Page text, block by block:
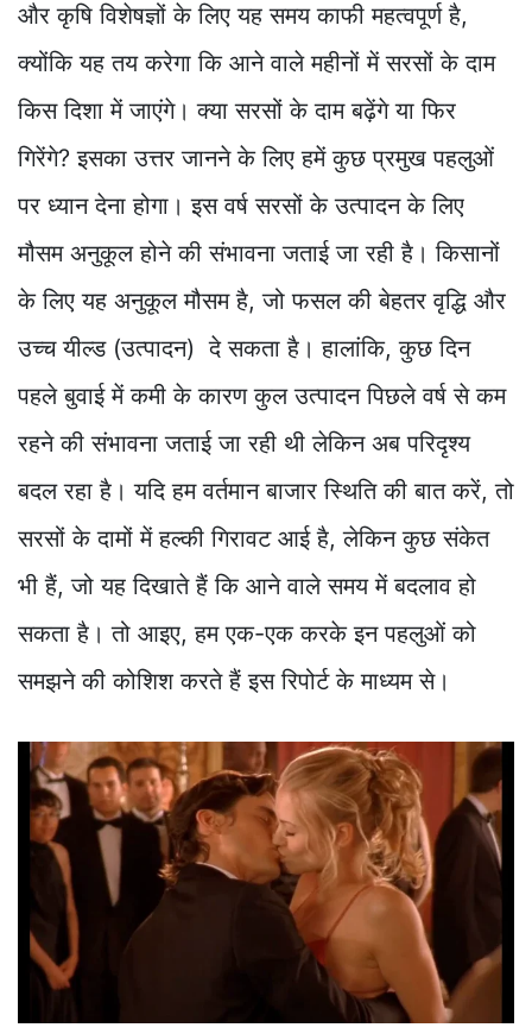
और कृषि विशेषज्ञों के लिए यह समय काफी महत्वपूर्ण है,
क्योंकि यह तय करेगा कि आने वाले महीनों में सरसों के दाम
किस दिशा में जाएंगे। क्या सरसों के दाम बढ़ेंगे या फिर
गिरेंगे? इसका उत्तर जानने के लिए हमें कुछ प्रमुख पहलुओं
पर ध्यान देना होगा। इस वर्ष सरसों के उत्पादन के लिए
मौसम अनुकूल होने की संभावना जताई जा रही है। किसानों
के लिए यह अनुकूल मौसम है, जो फसल की बेहतर वृद्धि और
उच्च यील्ड (उत्पादन) दे सकता है। हालांकि, कुछ दिन
पहले बुवाई में कमी के कारण कुल उत्पादन पिछले वर्ष से कम
रहने की संभावना जताई जा रही थी लेकिन अब परिदृश्य
बदल रहा है। यदि हम वर्तमान बाजार स्थिति की बात करें, तो
सरसों के दामों में हल्की गिरावट आई है, लेकिन कुछ संकेत
भी हैं, जो यह दिखाते हैं कि आने वाले समय में बदलाव हो
सकता है। तो आइए, हम एक-एक करके इन पहलुओं को
समझने की कोशिश करते हैं इस रिपोर्ट के माध्यम से।